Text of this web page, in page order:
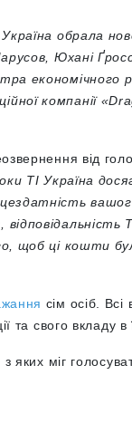
обрала
Юхані
економічного
компанії
від
ТІ Україна
щоб ці кошти
сім осіб.
та свого вкладу в
яких міг